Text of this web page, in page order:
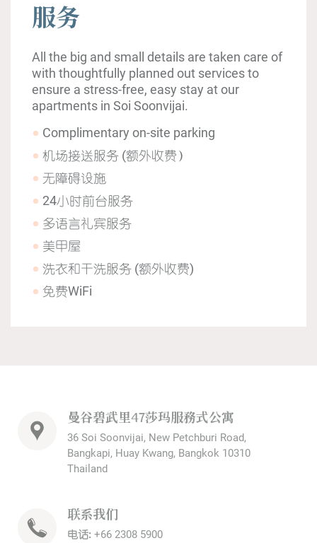
服务
All the big and small details are taken care of
with thoughtfully planned out services to
ensure a stress-free, easy stay at our
apartments in Soi Soonvijai.
Complimentary on-site parking
机场接送服务 (额外收费）
无障碍设施
24小时前台服务
多语言礼宾服务
美甲屋
洗衣和干洗服务 (额外收费)
免费WiFi
曼谷碧武里47莎玛服務式公寓
36 Soi Soonvijai, New Petchburi Road,
Bangkapi, Huay Kwang, Bangkok 10310
Thailand
联系我们
电话: +66 2308 5900